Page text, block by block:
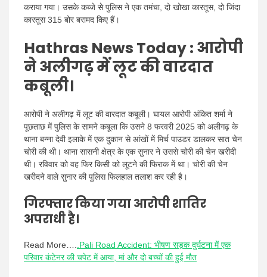
कराया गया। उसके कब्जे से पुलिस ने एक तमंचा, दो खोखा कारतूस, दो जिंदा
कारतूस 315 बोर बरामद किए हैं।
Hathras News Today: आरोपी
ने अलीगढ़ में लूट की वारदात
कबूली।
आरोपी ने अलीगढ़ में लूट की वारदात कबूली। घायल आरोपी अंकित शर्मा ने
पूछताछ में पुलिस के सामने कबूला कि उसने 8 फरवरी 2025 को अलीगढ़ के
थाना बन्ना देवी इलाके में एक दुकान से आंखों में मिर्च पाउडर डालकर सात चेन
चोरी की थी। थाना सासनी क्षेत्र के एक सुनार ने उससे चोरी की चेन खरीदी
थी। रविवार को वह फिर किसी को लूटने की फिराक में था। चोरी की चेन
खरीदने वाले सुनार की पुलिस फिलहाल तलाश कर रही है।
गिरफ्तार किया गया आरोपी शातिर
अपराधी है।
Read More…..Pali Road Accident: भीषण सड़क दुर्घटना में एक
परिवार कंटेनर की चपेट में आया, मां और दो बच्चों की हुई मौत